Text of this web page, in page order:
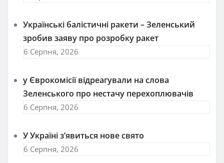
Українські балістичні ракети – Зеленський
зробив заяву про розробку ракет
6 Серпня, 2026
у Єврокомісії відреагували на слова
Зеленського про нестачу перехоплювачів
6 Серпня, 2026
У Україні з’явиться нове свято
6 Серпня, 2026